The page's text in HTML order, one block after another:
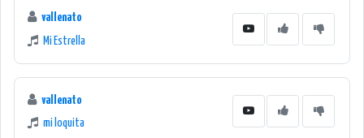
vallenato
Mi Estrella
vallenato
mi loquita